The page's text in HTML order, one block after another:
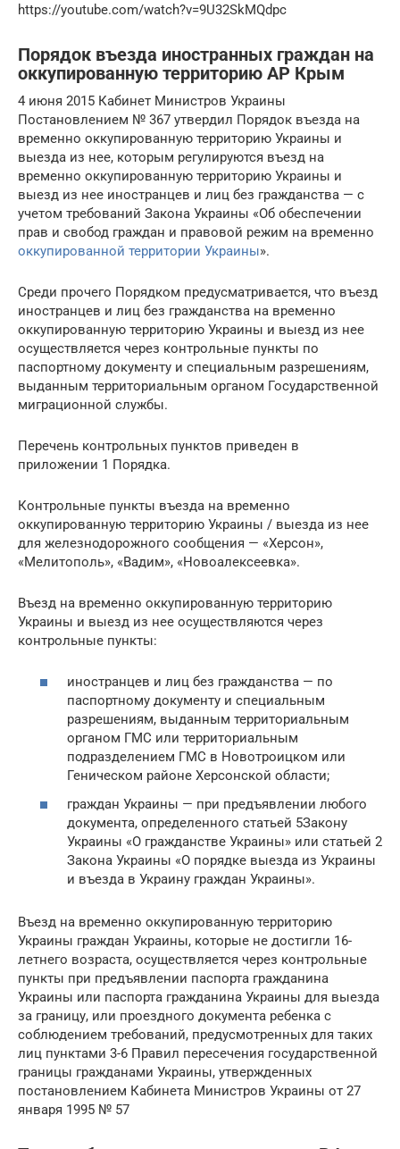
https://youtube.com/watch?v=9U32SkMQdpc
Порядок въезда иностранных граждан на
оккупированную территорию АР Крым
4 июня 2015 Кабинет Министров Украины
Постановлением № 367 утвердил Порядок въезда на
временно оккупированную территорию Украины и
выезда из нее, которым регулируются въезд на
временно оккупированную территорию Украины и
выезд из нее иностранцев и лиц без гражданства — с
учетом требований Закона Украины «Об обеспечении
прав и свобод граждан и правовой режим на временно
оккупированной территории Украины».
Среди прочего Порядком предусматривается, что въезд
иностранцев и лиц без гражданства на временно
оккупированную территорию Украины и выезд из нее
осуществляется через контрольные пункты по
паспортному документу и специальным разрешениям,
выданным территориальным органом Государственной
миграционной службы.
Перечень контрольных пунктов приведен в
приложении 1 Порядка.
Контрольные пункты въезда на временно
оккупированную территорию Украины / выезда из нее
для железнодорожного сообщения — «Херсон»,
«Мелитополь», «Вадим», «Новоалексеевка».
Въезд на временно оккупированную территорию
Украины и выезд из нее осуществляются через
контрольные пункты:
иностранцев и лиц без гражданства — по
паспортному документу и специальным
разрешениям, выданным территориальным
органом ГМС или территориальным
подразделением ГМС в Новотроицком или
Геническом районе Херсонской области;
граждан Украины — при предъявлении любого
документа, определенного статьей 5Закону
Украины «О гражданстве Украины» или статьей 2
Закона Украины «О порядке выезда из Украины
и въезда в Украину граждан Украины».
Въезд на временно оккупированную территорию
Украины граждан Украины, которые не достигли 16-
летнего возраста, осуществляется через контрольные
пункты при предъявлении паспорта гражданина
Украины или паспорта гражданина Украины для выезда
за границу, или проездного документа ребенка с
соблюдением требований, предусмотренных для таких
лиц пунктами 3-6 Правил пересечения государственной
границы гражданами Украины, утвержденных
постановлением Кабинета Министров Украины от 27
января 1995 № 57